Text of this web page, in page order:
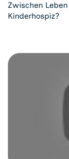
Zwischen
Kinderhospiz?
Video abspielen